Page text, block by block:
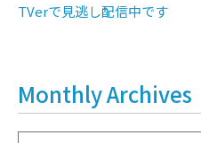
TVerで見逃し配信中です
Monthly Archives